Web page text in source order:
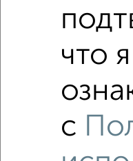
Недалеко от Пушкина
что я
с